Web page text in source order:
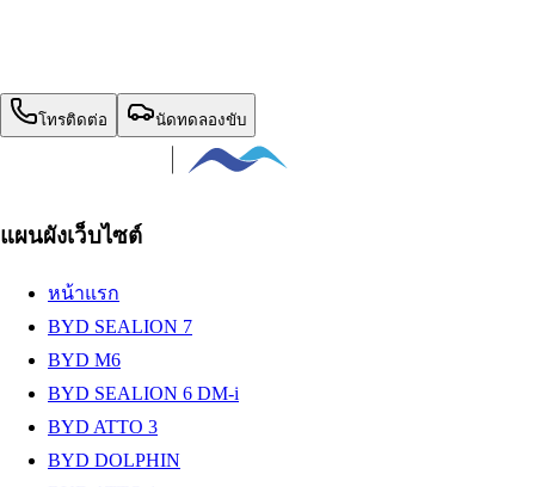
โทรติดต่อ นัดทดลองขับ
แผนผังเว็บไซต์
หน้าแรก
BYD SEALION 7
BYD M6
BYD SEALION 6 DM-i
BYD ATTO 3
BYD DOLPHIN